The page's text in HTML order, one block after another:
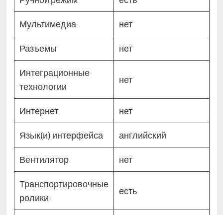
Мультимедиа нет
Разъемы нет
Интеграционные
технологии
нет
Интернет нет
Язык(и) интерфейса английский
Вентилятор нет
Транспортировочные
ролики
есть